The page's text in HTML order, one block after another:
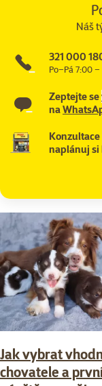
Náš
321 000
Po–Pá 7:00
Zeptejte se
na
naplánuj si
Jak vybrat
chovatele a